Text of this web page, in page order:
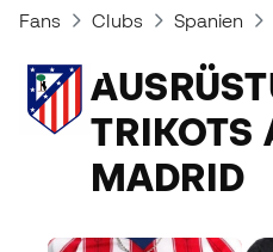
Fans Clubs Spanien
AUSRÜSTUNGEN UND
TRIKOTS
MADRID